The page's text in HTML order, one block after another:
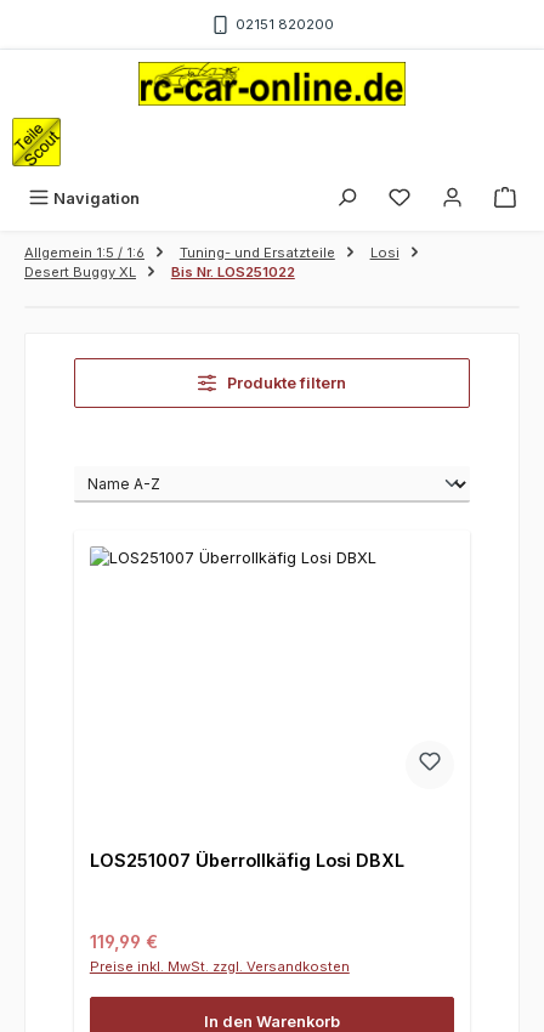
02151 820200
Navigation
Allgemein 1:5 / 1:6 Tuning- und Ersatzteile
Losi
Desert Buggy XL
Bis Nr. LOS251022
Produkte filtern
LOS251007 Überrollkäfig Losi DBXL
Regulärer Preis:
119,99 €
Preise inkl. MwSt. zzgl. Versandkosten
In den Warenkorb